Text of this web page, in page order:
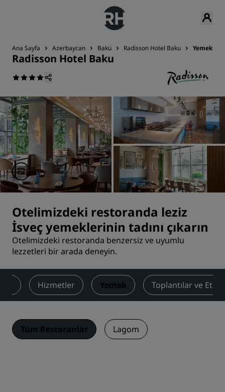
Ana Sayfa Azerbaycan Bakü Radisson Hotel Baku Yemek
Radisson Hotel Baku
Otelimizdeki restoranda leziz
İsveç yemeklerinin tadını çıkarın
Otelimizdeki restoranda benzersiz ve uyumlu
lezzetleri bir arada deneyin.
Hizmetler Yemek Toplantılar ve
Tüm Restoranlar Lagom